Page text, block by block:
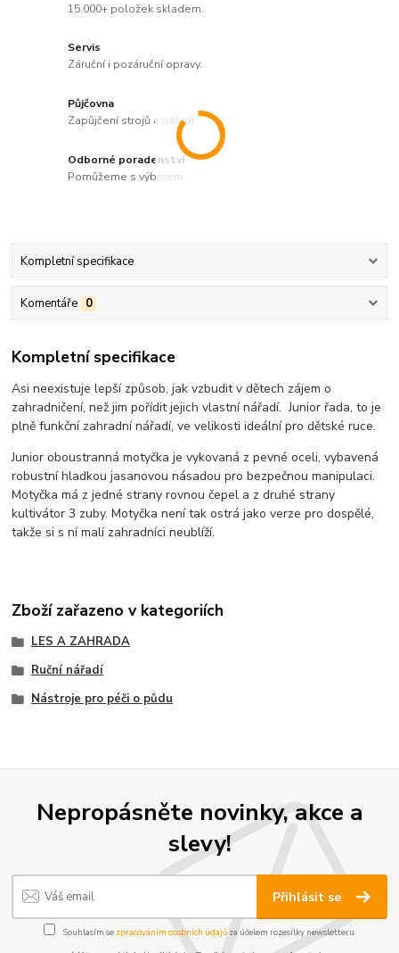
15.000+ položek skladem.
Servis
Záruční i pozáruční opravy.
Půjčovna
Zapůjčení strojů a nářadí.
Odborné poradenství
Pomůžeme s výběrem.
Kompletní specifikace
Komentáře 0
Kompletní specifikace
Asi neexistuje lepší způsob, jak vzbudit v dětech zájem o
zahradničení, než jim pořídit jejich vlastní nářadí. Junior řada, to je
plně funkční zahradní nářadí, ve velikosti ideální pro dětské ruce.
Junior oboustranná motyčka je vykovaná z pevné oceli, vybavená
robustní hladkou jasanovou násadou pro bezpečnou manipulaci.
Motyčka má z jedné strany rovnou čepel a z druhé strany
kultivátor 3 zuby. Motyčka není tak ostrá jako verze pro dospělé,
takže si s ní malí zahradníci neublíží.
Zboží zařazeno v kategoriích
LES A ZAHRADA
Ruční nářadí
Nástroje pro péči o půdu
Nepropásněte novinky, akce a
slevy!
Přihlásit se
Souhlasím se zpracováním osobních údajůza účelem rozesílky newsletteru.